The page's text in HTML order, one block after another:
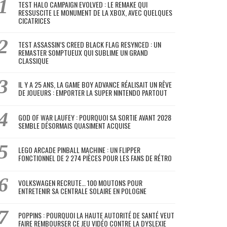
TEST HALO CAMPAIGN EVOLVED : LE REMAKE QUI
RESSUSCITE LE MONUMENT DE LA XBOX, AVEC QUELQUES
CICATRICES
TEST ASSASSIN’S CREED BLACK FLAG RESYNCED : UN
REMASTER SOMPTUEUX QUI SUBLIME UN GRAND
CLASSIQUE
IL Y A 25 ANS, LA GAME BOY ADVANCE RÉALISAIT UN RÊVE
DE JOUEURS : EMPORTER LA SUPER NINTENDO PARTOUT
GOD OF WAR LAUFEY : POURQUOI SA SORTIE AVANT 2028
SEMBLE DÉSORMAIS QUASIMENT ACQUISE
LEGO ARCADE PINBALL MACHINE : UN FLIPPER
FONCTIONNEL DE 2 274 PIÈCES POUR LES FANS DE RÉTRO
VOLKSWAGEN RECRUTE… 100 MOUTONS POUR
ENTRETENIR SA CENTRALE SOLAIRE EN POLOGNE
POPPINS : POURQUOI LA HAUTE AUTORITÉ DE SANTÉ VEUT
FAIRE REMBOURSER CE JEU VIDÉO CONTRE LA DYSLEXIE